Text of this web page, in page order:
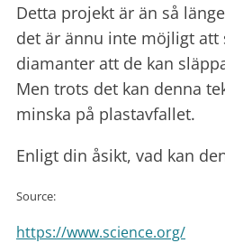
Detta projekt är än så
det är ännu inte möjligt att
diamanter att de kan
Men trots det kan denna
minska på plastavfallet.
Enligt din åsikt, vad kan
Source:
https://www.science.org/